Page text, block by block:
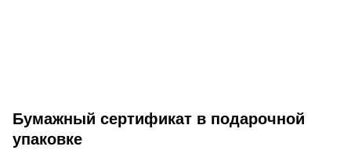
Бумажный сертификат в подарочной
упаковке